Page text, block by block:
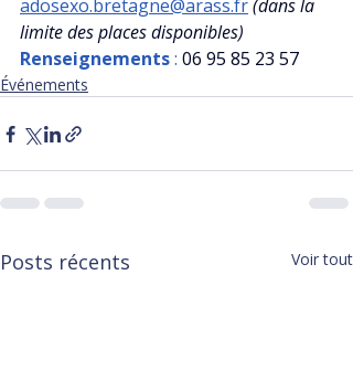
adosexo.bretagne@arass.fr(dans la
limite des places disponibles)
Renseignements : 06 95 85 23 57
Événements
Posts récents Voir tout